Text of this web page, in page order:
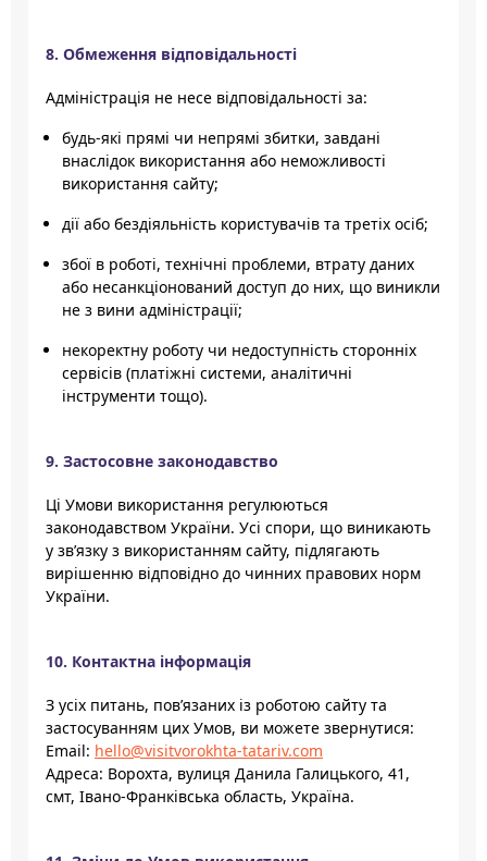
8. Обмеження відповідальності
Адміністрація не несе відповідальності за:
будь-які прямі чи непрямі збитки, завдані
внаслідок використання або неможливості
використання сайту;
дії або бездіяльність користувачів та третіх осіб;
збої в роботі, технічні проблеми, втрату даних
або несанкціонований доступ до них, що виникли
не з вини адміністрації;
некоректну роботу чи недоступність сторонніх
сервісів (платіжні системи, аналітичні
інструменти тощо).
9. Застосовне законодавство
Ці Умови використання регулюються
законодавством України. Усі спори, що виникають
у зв’язку з використанням сайту, підлягають
вирішенню відповідно до чинних правових норм
України.
10. Контактна інформація
З усіх питань, пов’язаних із роботою сайту та
застосуванням цих Умов, ви можете звернутися:
Email: hello@visitvorokhta-tatariv.com
Адреса: Ворохта, вулиця Данила Галицького, 41,
смт, Івано-Франківська область, Україна.